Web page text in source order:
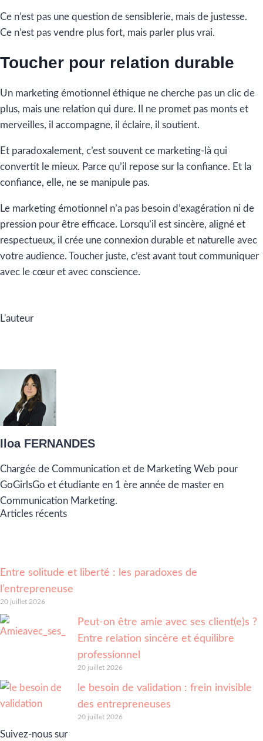
Ce n’est pas une question de sensiblerie, mais de justesse.
Ce n’est pas vendre plus fort, mais parler plus vrai.
Toucher pour relation durable
Un marketing émotionnel éthique ne cherche pas un clic de
plus, mais une relation qui dure. Il ne promet pas monts et
merveilles, il accompagne, il éclaire, il soutient.
Et paradoxalement, c’est souvent ce marketing-là qui
convertit le mieux. Parce qu’il repose sur la confiance. Et la
confiance, elle, ne se manipule pas.
Le marketing émotionnel n’a pas besoin d’exagération ni de
pression pour être efficace. Lorsqu’il est sincère, aligné et
respectueux, il crée une connexion durable et naturelle avec
votre audience. Toucher juste, c’est avant tout communiquer
avec le cœur et avec conscience.
L'auteur
Iloa FERNANDES
Chargée de Communication et de Marketing Web pour
GoGirlsGo et étudiante en 1 ère année de master en
Communication Marketing.
Articles récents
Entre solitude et liberté : les paradoxes de
l’entrepreneuse
20 juillet 2026
Peut-on être amie avec ses client(e)s ?
Entre relation sincère et équilibre
professionnel
20 juillet 2026
le besoin de validation : frein invisible
des entrepreneuses
20 juillet 2026
Suivez-nous sur